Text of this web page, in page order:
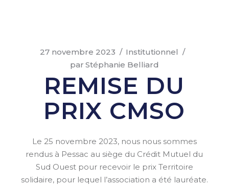
27 novembre 2023
Institutionnel
par Stéphanie Belliard
REMISE DU
PRIX CMSO
Le 25 novembre 2023, nous nous sommes
rendus à Pessac au siège du Crédit Mutuel du
Sud Ouest pour recevoir le prix Territoire
solidaire, pour lequel l’association a été lauréate.